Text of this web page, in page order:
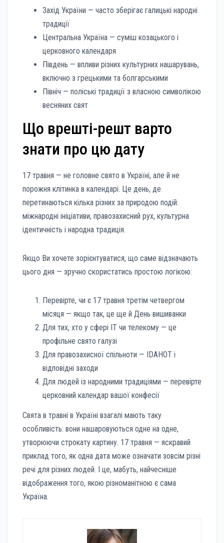
Захід України — часто зберігає галицькі народні
традиції
Центральна Україна — суміш козацького і
церковного календаря
Південь — впливи різних культурних нашарувань,
включно з грецькими та болгарськими
Північ — поліські традиції з власною символікою
весняних свят
Що врешті-решт варто
знати про цю дату
17 травня — не головне свято в Україні, але й не
порожня клітинка в календарі. Це день, де
перетинаються кілька різних за природою подій:
міжнародні ініціативи, правозахисний рух, культурна
ідентичність і народна традиція.
Якщо Ви хочете зорієнтуватися, що саме відзначають
цього дня — зручно скористатись простою логікою:
Перевірте, чи є 17 травня третім четвергом
місяця — якщо так, це ще й День вишиванки
Для тих, хто у сфері IT чи телекому — це
профільне свято галузі
Для правозахисної спільноти — IDAHOT і
відповідні заходи
Для людей із народними традиціями — перевірте
церковний календар вашої конфесії
Свята в травні в Україні взагалі мають таку
особливість: вони нашаровуються одне на одне,
утворюючи строкату картину. 17 травня — яскравий
приклад того, як одна дата може означати зовсім різні
речі для різних людей. І це, мабуть, найчесніше
відображення того, якою різноманітною є сама
Україна.